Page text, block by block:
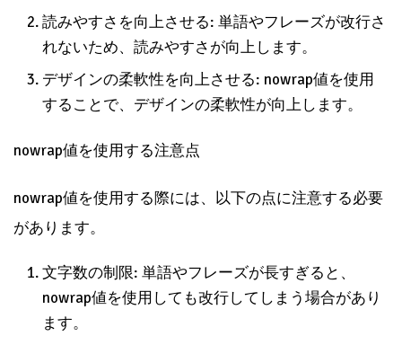
読みやすさを向上させる: 単語やフレーズが改行さ
れないため、読みやすさが向上します。
デザインの柔軟性を向上させる: nowrap値を使用
することで、デザインの柔軟性が向上します。
nowrap値を使用する注意点
nowrap値を使用する際には、以下の点に注意する必要
があります。
文字数の制限: 単語やフレーズが長すぎると、
nowrap値を使用しても改行してしまう場合があり
ます。